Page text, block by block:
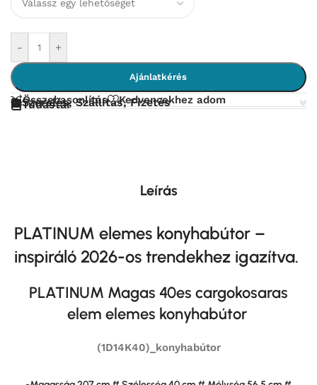
- +
Ajánlatkérés
Összehasonlítás Kedvencekhez adom
Szerelés, Szállítás, Fizetés
Tudástár
Leírás
PLATINUM elemes konyhabútor –
inspiráló 2026-os trendekhez igazítva.
PLATINUM Magas 40es cargokosaras
elem elemes konyhabútor
(1D14K40)_konyhabútor